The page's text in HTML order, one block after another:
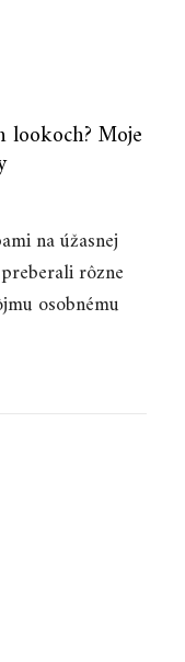
Moje
na úžasnej
rôzne
osobnému